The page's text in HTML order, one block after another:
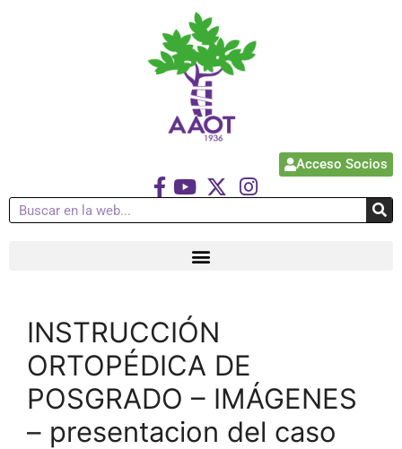
Acceso Socios
INSTRUCCIÓN
ORTOPÉDICA DE
POSGRADO – IMÁGENES
– presentacion del caso